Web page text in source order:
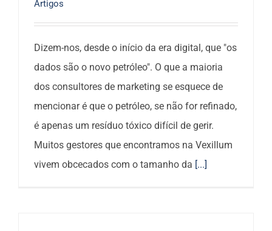
Artigos
Dizem-nos, desde o início da era digital, que "os
dados são o novo petróleo". O que a maioria
dos consultores de marketing se esquece de
mencionar é que o petróleo, se não for refinado,
é apenas um resíduo tóxico difícil de gerir.
Muitos gestores que encontramos na Vexillum
vivem obcecados com o tamanho da [...]